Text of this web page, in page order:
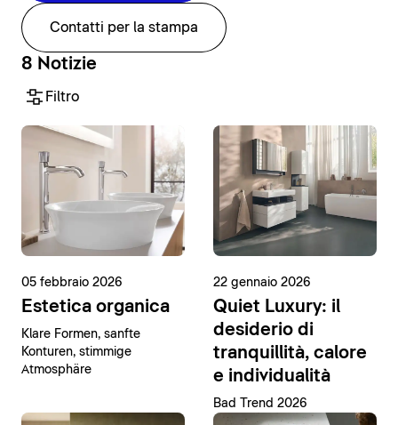
Contatti per la stampa
8 Notizie
Filtro
05 febbraio 2026
Estetica organica
Klare Formen, sanfte
Konturen, stimmige
Atmosphäre
22 gennaio 2026
Quiet Luxury: il
desiderio di
tranquillità, calore
e individualità
Bad Trend 2026